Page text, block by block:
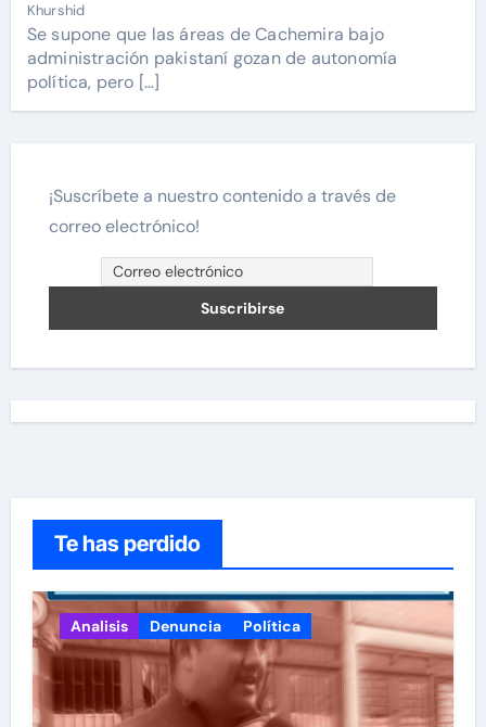
Khurshid
Se supone que las áreas de Cachemira bajo
administración pakistaní gozan de autonomía
política, pero […]
¡Suscríbete a nuestro contenido a través de
correo electrónico!
Te has perdido
Analisis Denuncia Política